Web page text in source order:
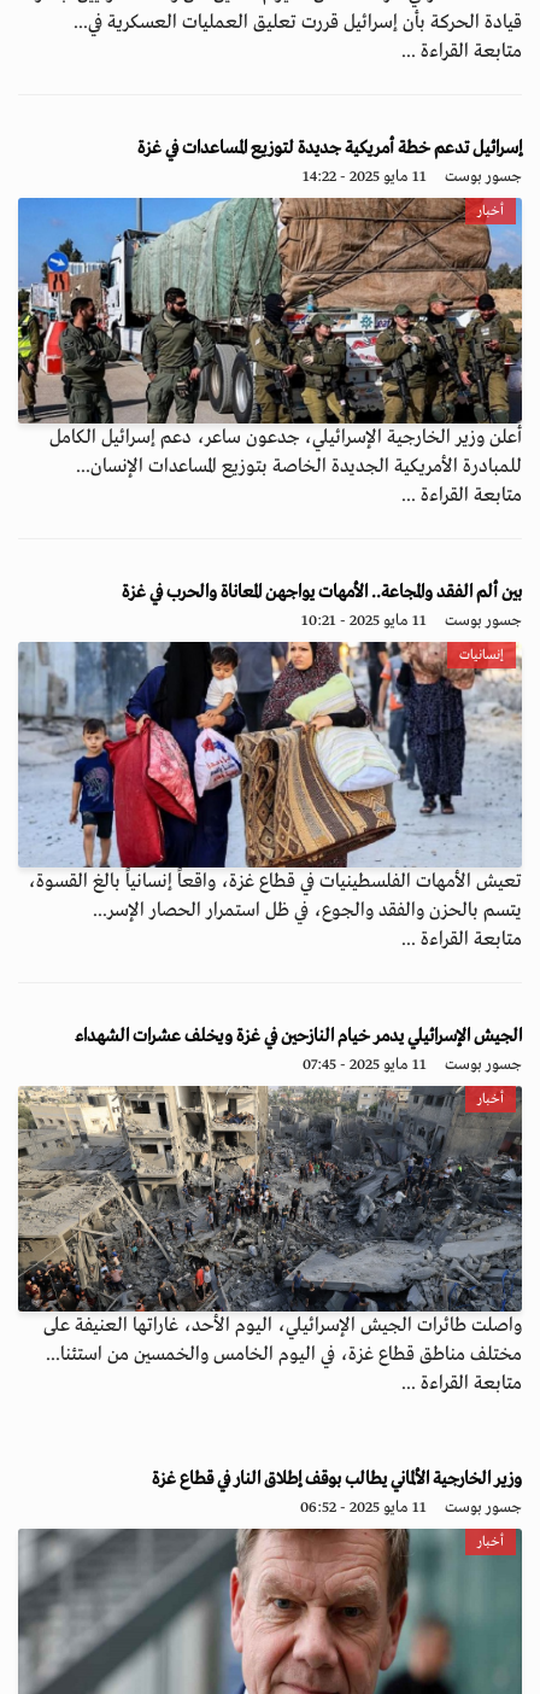
قيادة الحركة بأن إسرائيل قررت تعليق العمليات العسكرية في...
متابعة القراءة ...
إسرائيل تدعم خطة أمريكية جديدة لتوزيع المساعدات في غزة
جسور بوست 11 مايو 2025 - 14:22
أخبار
أعلن وزير الخارجية الإسرائيلي، جدعون ساعر، دعم إسرائيل الكامل
للمبادرة الأمريكية الجديدة الخاصة بتوزيع المساعدات الإنسان...
متابعة القراءة ...
بين ألم الفقد والمجاعة.. الأمهات يواجهن المعاناة والحرب في غزة
جسور بوست 11 مايو 2025 - 10:21
إنسانيات
تعيش الأمهات الفلسطينيات في قطاع غزة، واقعاً إنسانياً بالغ القسوة،
يتسم بالحزن والفقد والجوع، في ظل استمرار الحصار الإسر...
متابعة القراءة ...
الجيش الإسرائيلي يدمر خيام النازحين في غزة ويخلف عشرات الشهداء
جسور بوست 11 مايو 2025 - 07:45
أخبار
واصلت طائرات الجيش الإسرائيلي، اليوم الأحد، غاراتها العنيفة على
مختلف مناطق قطاع غزة، في اليوم الخامس والخمسين من استئنا...
متابعة القراءة ...
وزير الخارجية الألماني يطالب بوقف إطلاق النار في قطاع غزة
جسور بوست 11 مايو 2025 - 06:52
أخبار